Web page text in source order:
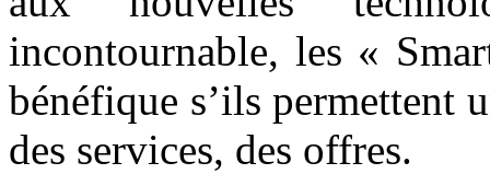
incontournable, les «
bénéfique s’ils permettent
des services, des offres.